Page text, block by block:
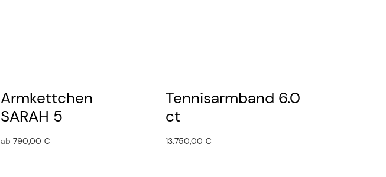
Armkettchen
SARAH 5
ab790,00€
Tennisarmband 6.0
ct
13.750,00€